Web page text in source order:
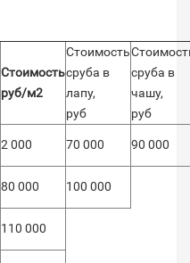
Стоимость
руб/м2
Стоимость
сруба в
лапу,
руб
сруба в
чашу,
руб
2 000 70 000 90 000
80 000 100 000
110 000